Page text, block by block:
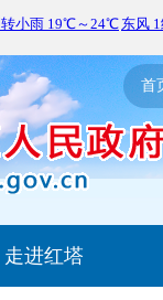
首
走进红塔